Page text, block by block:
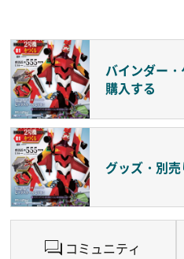
バインダー
購入する
グッズ・別
コミュニティ